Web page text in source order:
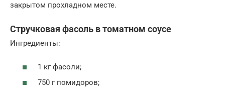
закрытом прохладном месте.
Стручковая фасоль в томатном соусе
Ингредиенты:
1 кг фасоли;
750 г помидоров;